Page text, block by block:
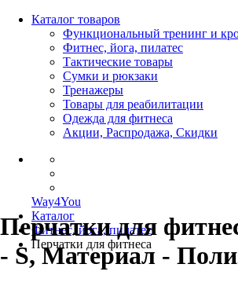
Каталог товаров
Функциональный тренинг и
Фитнес, йога, пилатес
Тактические товары
Сумки и рюкзаки
Тренажеры
Товары для реабилитации
Одежда для фитнеса
Акции, Распродажа, Скидки
Way4You
Каталог
Фитнес, йога, пилатес
Перчатки для фитнеса
Перчатки для
- S, Материал -